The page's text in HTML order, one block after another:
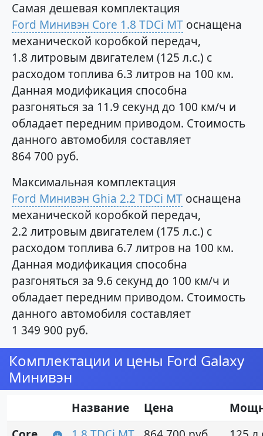
Самая дешевая комплектация
Ford Минивэн Core 1.8 TDCi MT оснащена
механической коробкой передач,
1.8 литровым двигателем (125 л.с.) с
расходом топлива 6.3 литров на 100 км.
Данная модификация способна
разгоняться за 11.9 секунд до 100 км/ч и
обладает передним приводом. Стоимость
данного автомобиля составляет
864 700 руб.
Максимальная комплектация
Ford Минивэн Ghia 2.2 TDCi MT оснащена
механической коробкой передач,
2.2 литровым двигателем (175 л.с.) с
расходом топлива 6.7 литров на 100 км.
Данная модификация способна
разгоняться за 9.6 секунд до 100 км/ч и
обладает передним приводом. Стоимость
данного автомобиля составляет
1 349 900 руб.
Комплектации и цены Ford Galaxy
Минивэн
Название Цена